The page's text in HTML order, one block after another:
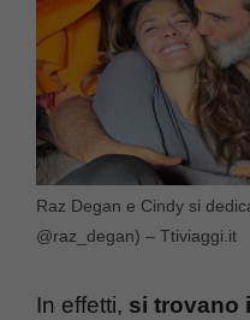
Raz Degan e Cindy si
@raz_degan) – Ttiviaggi.it
In effetti, si trovano